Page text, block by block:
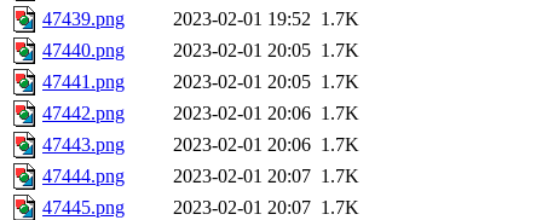
47439.png
2023-02-01 19:52 1.7K
47440.png
2023-02-01 20:05 1.7K
47441.png
2023-02-01 20:05 1.7K
47442.png
2023-02-01 20:06 1.7K
47443.png
2023-02-01 20:06 1.7K
47444.png
2023-02-01 20:07 1.7K
47445.png
2023-02-01 20:07 1.7K